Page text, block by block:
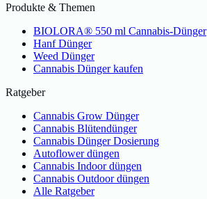
Produkte & Themen
BIOLORA® 550 ml Cannabis-Dünger
Hanf Dünger
Weed Dünger
Cannabis Dünger kaufen
Ratgeber
Cannabis Grow Dünger
Cannabis Blütendünger
Cannabis Dünger Dosierung
Autoflower düngen
Cannabis Indoor düngen
Cannabis Outdoor düngen
Alle Ratgeber